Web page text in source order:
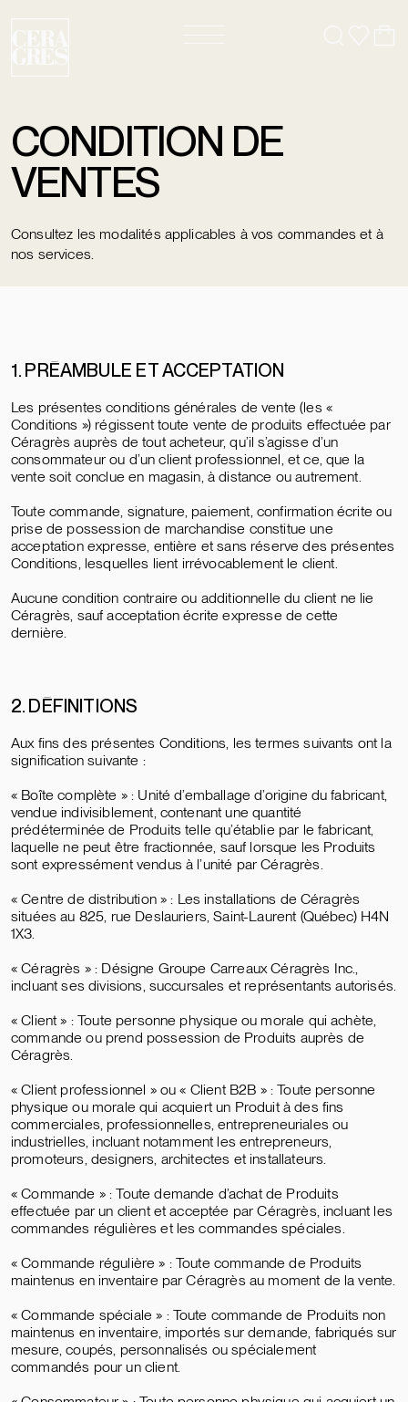
CONDITION DE
VENTES
Consultez les modalités applicables à vos commandes et à
nos services.
1. PRÉAMBULE ET ACCEPTATION
Les présentes conditions générales de vente (les «
Conditions ») régissent toute vente de produits effectuée par
Céragrès auprès de tout acheteur, qu’il s’agisse d’un
consommateur ou d’un client professionnel, et ce, que la
vente soit conclue en magasin, à distance ou autrement.
Toute commande, signature, paiement, confirmation écrite ou
prise de possession de marchandise constitue une
acceptation expresse, entière et sans réserve des présentes
Conditions, lesquelles lient irrévocablement le client.
Aucune condition contraire ou additionnelle du client ne lie
Céragrès, sauf acceptation écrite expresse de cette
dernière.
2. DÉFINITIONS
Aux fins des présentes Conditions, les termes suivants ont la
signification suivante :
« Boîte complète » : Unité d’emballage d’origine du fabricant,
vendue indivisiblement, contenant une quantité
prédéterminée de Produits telle qu’établie par le fabricant,
laquelle ne peut être fractionnée, sauf lorsque les Produits
sont expressément vendus à l’unité par Céragrès.
« Centre de distribution » : Les installations de Céragrès
situées au 825, rue Deslauriers, Saint-Laurent (Québec) H4N
1X3.
« Céragrès » : Désigne Groupe Carreaux Céragrès Inc.,
incluant ses divisions, succursales et représentants autorisés.
« Client » : Toute personne physique ou morale qui achète,
commande ou prend possession de Produits auprès de
Céragrès.
« Client professionnel » ou « Client B2B » : Toute personne
physique ou morale qui acquiert un Produit à des fins
commerciales, professionnelles, entrepreneuriales ou
industrielles, incluant notamment les entrepreneurs,
promoteurs, designers, architectes et installateurs.
« Commande » : Toute demande d’achat de Produits
effectuée par un client et acceptée par Céragrès, incluant les
commandes régulières et les commandes spéciales.
« Commande régulière » : Toute commande de Produits
maintenus en inventaire par Céragrès au moment de la vente.
« Commande spéciale » : Toute commande de Produits non
maintenus en inventaire, importés sur demande, fabriqués sur
mesure, coupés, personnalisés ou spécialement
commandés pour un client.